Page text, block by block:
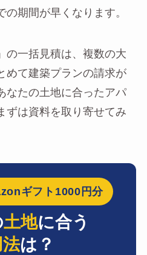
の期間が早くなります。
の一括見積は、複数の大
めて建築プランの請求が
なたの土地に合ったアパ
ずは資料を取り寄せてみ
ギフト1000円分
土地に合う
は？